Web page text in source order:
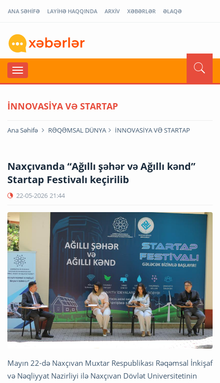
ANA SƏHİFƏ LAYİHƏ HAQQINDA ARXİV XƏBƏRLƏR ƏLAQƏ
İNNOVASİYA VƏ STARTAP
Ana Səhifə RƏQƏMSAL DÜNYA İNNOVASİYA VƏ STARTAP
Naxçıvanda “Ağıllı şəhər və Ağıllı kənd”
Startap Festivalı keçirilib
22-05-2026 21:44
Mayın 22-də Naxçıvan Muxtar Respublikası Rəqəmsal İnkişaf
və Nəqliyyat Nazirliyi ilə Naxçıvan Dövlət Universitetinin